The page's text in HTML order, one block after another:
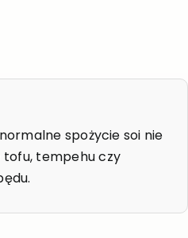
spożycie soi nie
tofu, tempehu czy